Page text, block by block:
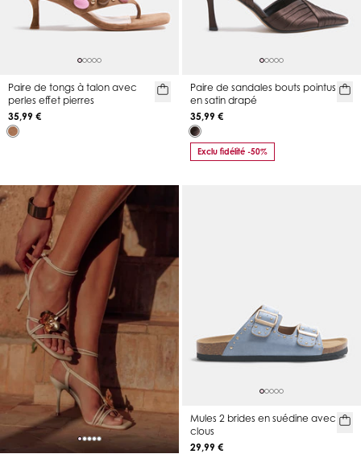
Paire de tongs à talon avec
perles effet pierres
35,99 €
Paire de sandales bouts pointus
en satin drapé
35,99 €
Exclu fidélité -50%
Mules 2 brides en suédine avec
clous
29,99 €